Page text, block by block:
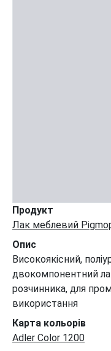
Продукт
Лак меблевий
Опис
Високоякісний,
двокомпонентний
розчинника, для
використання
Карта кольорів
Adler Color 1200